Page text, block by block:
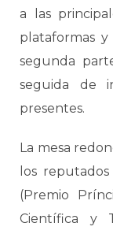
a las
plataformas y
segunda
seguida de
presentes.
La mesa
los
(Premio
Científica y